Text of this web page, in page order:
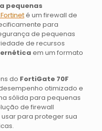
pequenas
é um firewall de
para
de pequenas
de recursos
em um formato
do FortiGate 70F
otimizado e
sólida para pequenas
de firewall
para proteger sua